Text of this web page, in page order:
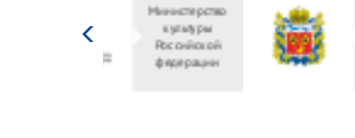
Министерство
культуры
Российской
федерации